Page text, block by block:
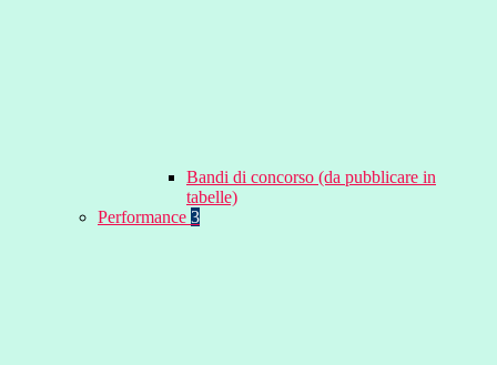
Bandi di concorso (da pubblicare in
tabelle)
Performance 3